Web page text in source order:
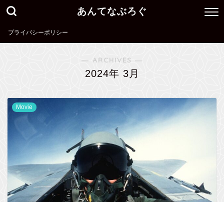
あんてなぶろぐ
プライバシーポリシー
― ARCHIVES ―
2024年 3月
Movie